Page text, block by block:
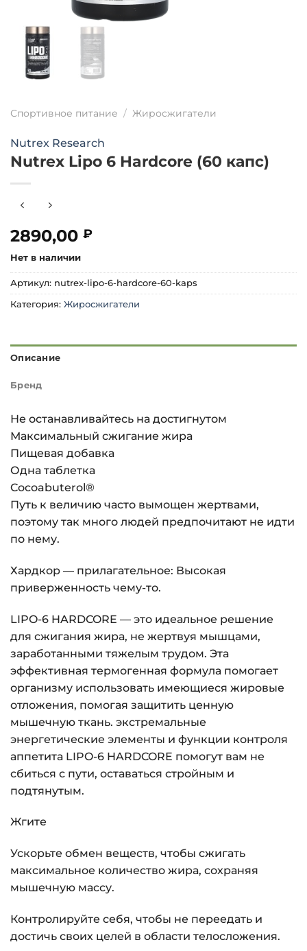
Спортивное питание / Жиросжигатели
Nutrex Research
Nutrex Lipo 6 Hardcore (60 капс)
2890,00 ₽
Нет в наличии
Артикул: nutrex-lipo-6-hardcore-60-kaps
Категория: Жиросжигатели
Описание
Бренд
Не останавливайтесь на достигнутом
Максимальный сжигание жира
Пищевая добавка
Одна таблетка
Cocoabuterol®
Путь к величию часто вымощен жертвами,
поэтому так много людей предпочитают не идти
по нему.
Хардкор — прилагательное: Высокая
приверженность чему-то.
LIPO-6 HARDCORE — это идеальное решение
для сжигания жира, не жертвуя мышцами,
заработанными тяжелым трудом. Эта
эффективная термогенная формула помогает
организму использовать имеющиеся жировые
отложения, помогая защитить ценную
мышечную ткань. экстремальные
энергетические элементы и функции контроля
аппетита LIPO-6 HARDCORE помогут вам не
сбиться с пути, оставаться стройным и
подтянутым.
Жгите
Ускорьте обмен веществ, чтобы сжигать
максимальное количество жира, сохраняя
мышечную массу.
Контролируйте себя, чтобы не переедать и
достичь своих целей в области телосложения.